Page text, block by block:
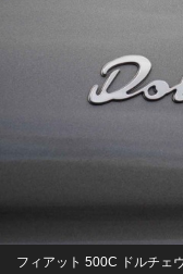
フィアット 500C ドルチェ